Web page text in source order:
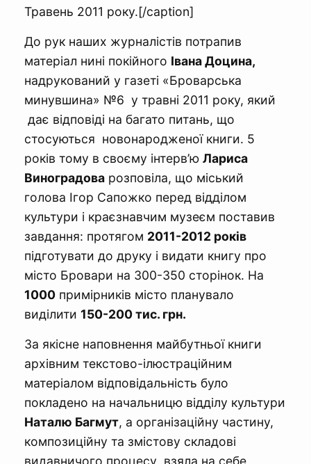
Травень 2011 року.[/caption]
До рук наших журналістів потрапив
матеріал нині покійного Івана Доцина,
надрукований у газеті «Броварська
минувшина» №6 у травні 2011 року, який
дає відповіді на багато питань, що
стосуються новонародженої книги. 5
років тому в своєму інтерв’ю Лариса
Виноградова розповіла, що міський
голова Ігор Сапожко перед відділом
культури і краєзнавчим музеєм поставив
завдання: протягом 2011-2012 років
підготувати до друку і видати книгу про
місто Бровари на 300-350 сторінок. На
1000 примірників місто планувало
виділити 150-200 тис. грн.
За якісне наповнення майбутньої книги
архівним текстово-ілюстраційним
матеріалом відповідальність було
покладено на начальницю відділу культури
Наталю Багмут, а організаційну частину,
композиційну та змістову складові
видавничого процесу взяла на себе